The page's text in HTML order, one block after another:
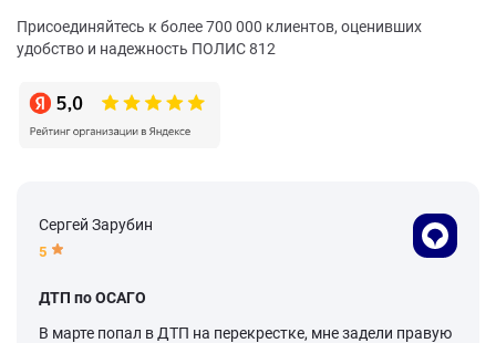
Присоединяйтесь к более 700 000 клиентов, оценивших
удобство и надежность ПОЛИС 812
Сергей Зарубин
5
ДТП по ОСАГО
В марте попал в ДТП на перекрестке, мне задели правую